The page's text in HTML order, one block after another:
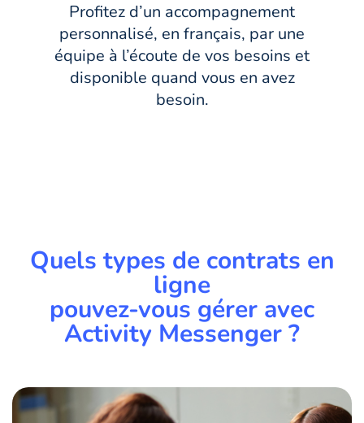
Profitez d’un accompagnement
personnalisé, en français, par une
équipe à l’écoute de vos besoins et
disponible quand vous en avez
besoin.
Quels types de contrats en
ligne
pouvez-vous gérer avec
Activity Messenger ?